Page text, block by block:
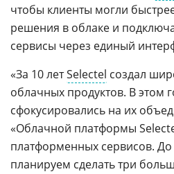
чтобы клиенты могли
решения в облаке и
сервисы через единый
«За 10 летSelectel создал
облачных продуктов. В этом
сфокусировались на их
«Облачной платформы
платформенных сервисов. До
планируем сделать три